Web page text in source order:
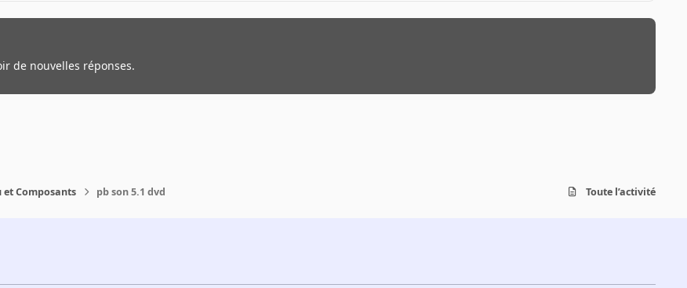
de nouvelles réponses.
Composants pb son 5.1 dvd Toute l’activité